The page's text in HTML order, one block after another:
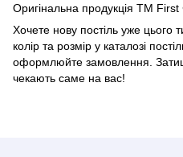
Оригінальна продукція ТМ First
Хочете нову постіль уже
колір та розмір у каталозі
оформлюйте замовлення.
чекають саме на вас!